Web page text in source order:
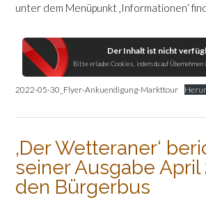
unter dem Menüpunkt ‚Informationen‘
Der Inhalt ist nicht
Bitte erlaube Cookies, indem du auf
2022-05-30_Flyer-Ankuendigung-Markttour
‚Der Wetteraner‘
seiner Ausgabe April
den Bürgerbus